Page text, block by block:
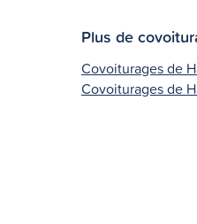
Plus de
Covoiturages de
Covoiturages de